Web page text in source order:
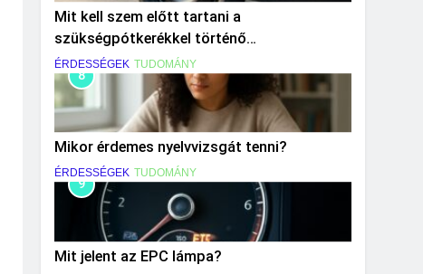
Mit kell szem előtt tartani a
szükségpótkerékkel történő
közlekedéskor?
ÉRDESSÉGEK TUDOMÁNY
8
Mikor érdemes nyelvvizsgát tenni?
ÉRDESSÉGEK TUDOMÁNY
9
Mit jelent az EPC lámpa?